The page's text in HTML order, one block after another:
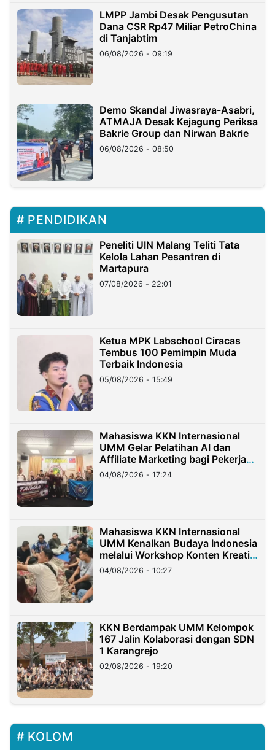
LMPP Jambi Desak Pengusutan
Dana CSR Rp47 Miliar PetroChina
di Tanjabtim
06/08/2026 - 09:19
Demo Skandal Jiwasraya-Asabri,
ATMAJA Desak Kejagung Periksa
Bakrie Group dan Nirwan Bakrie
06/08/2026 - 08:50
PENDIDIKAN
Peneliti UIN Malang Teliti Tata
Kelola Lahan Pesantren di
Martapura
07/08/2026 - 22:01
Ketua MPK Labschool Ciracas
Tembus 100 Pemimpin Muda
Terbaik Indonesia
05/08/2026 - 15:49
Mahasiswa KKN Internasional
UMM Gelar Pelatihan AI dan
Affiliate Marketing bagi Pekerja
Migran Indonesia di Taiwan
04/08/2026 - 17:24
Mahasiswa KKN Internasional
UMM Kenalkan Budaya Indonesia
melalui Workshop Konten Kreatif
di Taiwan
04/08/2026 - 10:27
KKN Berdampak UMM Kelompok
167 Jalin Kolaborasi dengan SDN
1 Karangrejo
02/08/2026 - 19:20
KOLOM